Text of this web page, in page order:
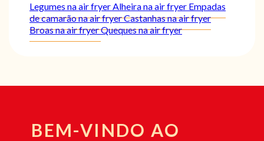
Legumes na air fryerAlheira na air fryer Empadas
de camarão na air fryerCastanhas na air fryer
Broas na air fryerQueques na air fryer
BEM-VINDO AO